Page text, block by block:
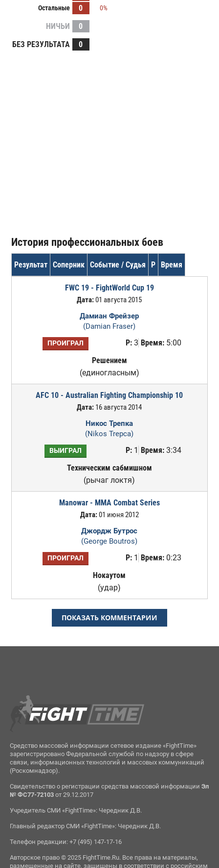
Остальные
0 0%
НИЧЬИ
0
БЕЗ РЕЗУЛЬТАТА
0
История профессиональных боев
Результат Соперник Событие / Судья Р Время
FWC 19 - FightWorld Cup 19
Дата:01 августа 2015
Дамиан Фрейзер
(Damian Fraser)
ПРОИГРАЛ Р:3 Время:5:00
Решением
(единогласным)
AFC 10 - Australian Fighting Championship 10
Дата: 16 августа 2014
Никос Трепка
(Nikos Trepca)
ВЫИГРАЛ Р:1 Время:3:34
Техническим сабмишном
(рычаг локтя)
Manowar - MMA Combat Series
Дата:01 июня 2012
Джордж Бутрос
(George Boutros)
ПРОИГРАЛ Р:1 Время:0:23
Нокаутом
(удар)
ПОКАЗАТЬ КОММЕНТАРИИ
Средство массовой информации сетевое издание «FightTime»
зарегистрировано Федеральной службой по надзору в сфере
связи, информационных технологий и массовых коммуникаций
(Роскомнадзор).
Свидетельство о регистрации средства массовой информации Эл
№ ФС77-72103от 29.12.2017
Учредитель СМИ «FightTime»: Чередник Д.В.
Главный редактор СМИ «FightTime»: Чередник Д.В.
Телефон редакции: +7 (495) 147-17-16
Авторское право © 2025 FightTime.Ru. Все права на материалы,
размещенные на сайте, защищены в соответствии с российским